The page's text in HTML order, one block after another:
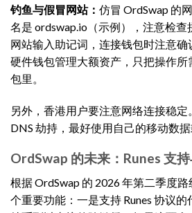
钓鱼与假冒网站： 仿冒 OrdSwap 的
名是 ordswap.io（示例），注意检
网站输入助记词，连接钱包时注意
硬件钱包管理大额资产，只把操作
包里。
另外，香港用户要注意网络连接稳定
DNS 劫持，最好使用自己的移动数据
OrdSwap 的未来：Runes 支
根据 OrdSwap 的 2026 年第二季度
个重要功能：一是支持 Runes 协议